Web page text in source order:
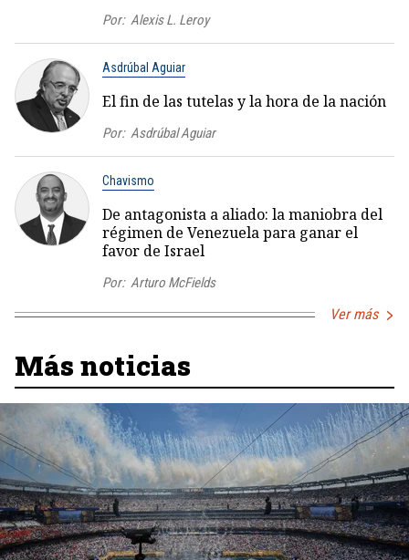
Por: Alexis L. Leroy
Asdrúbal Aguiar
El fin de las tutelas y la hora de la nación
Por: Asdrúbal Aguiar
Chavismo
De antagonista a aliado: la maniobra del
régimen de Venezuela para ganar el
favor de Israel
Por: Arturo McFields
Ver más
Más noticias